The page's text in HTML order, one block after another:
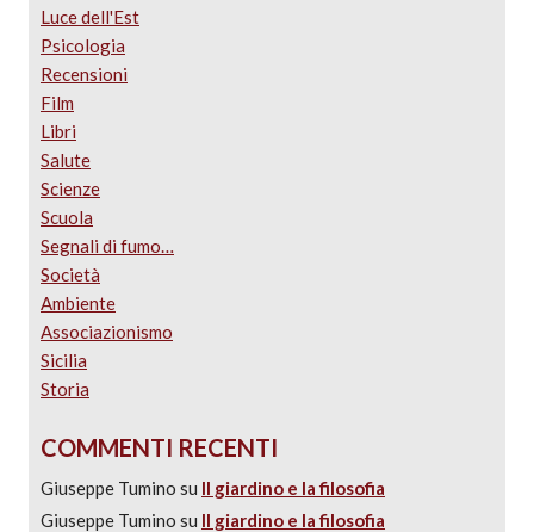
Luce dell'Est
Psicologia
Recensioni
Film
Libri
Salute
Scienze
Scuola
Segnali di fumo…
Società
Ambiente
Associazionismo
Sicilia
Storia
COMMENTI RECENTI
Giuseppe Tumino su Il giardino e la filosofia
Giuseppe Tumino su Il giardino e la filosofia